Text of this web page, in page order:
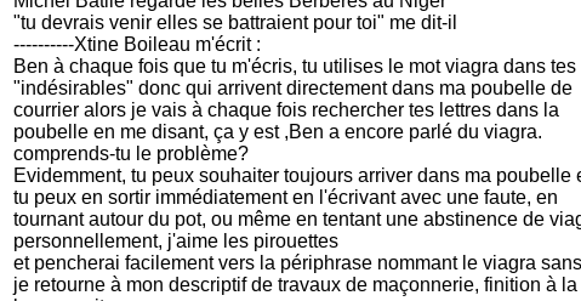
"tu devrais venir elles se battraient pour toi" me dit-il
----------Xtine Boileau m'écrit :
Ben à chaque fois que tu m'écris, tu utilises le mot viagra dans
"indésirables" donc qui arrivent directement dans ma poubelle de
courrier alors je vais à chaque fois rechercher tes lettres dans la
poubelle en me disant, ça y est ,Ben a encore parlé du viagra.
comprends-tu le problème?
Evidemment, tu peux souhaiter toujours arriver dans ma
tu peux en sortir immédiatement en l'écrivant avec une faute, en
tournant autour du pot, ou même en tentant une abstinence de
personnellement, j'aime les pirouettes
et pencherai facilement vers la périphrase nommant le viagra
je retourne à mon descriptif de travaux de maçonnerie, finition à